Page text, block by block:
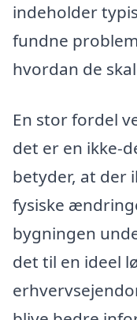
indeholder
fundne
hvordan de
En stor fordel
det er en ikke-
betyder, at der
fysiske
bygningen
det til en ideel